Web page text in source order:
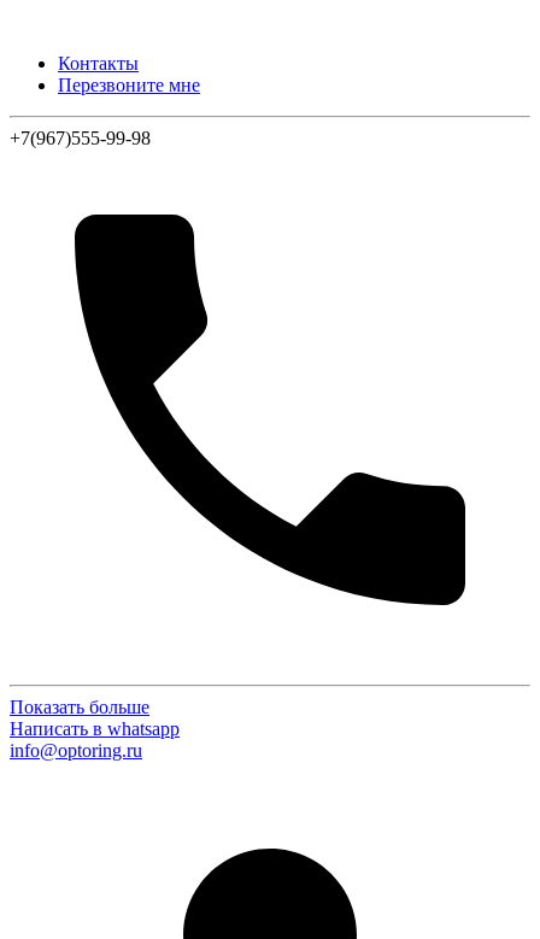
Контакты
Перезвоните мне
+7(967)555-99-98
Показать больше
Написать в whatsapp
info@optoring.ru